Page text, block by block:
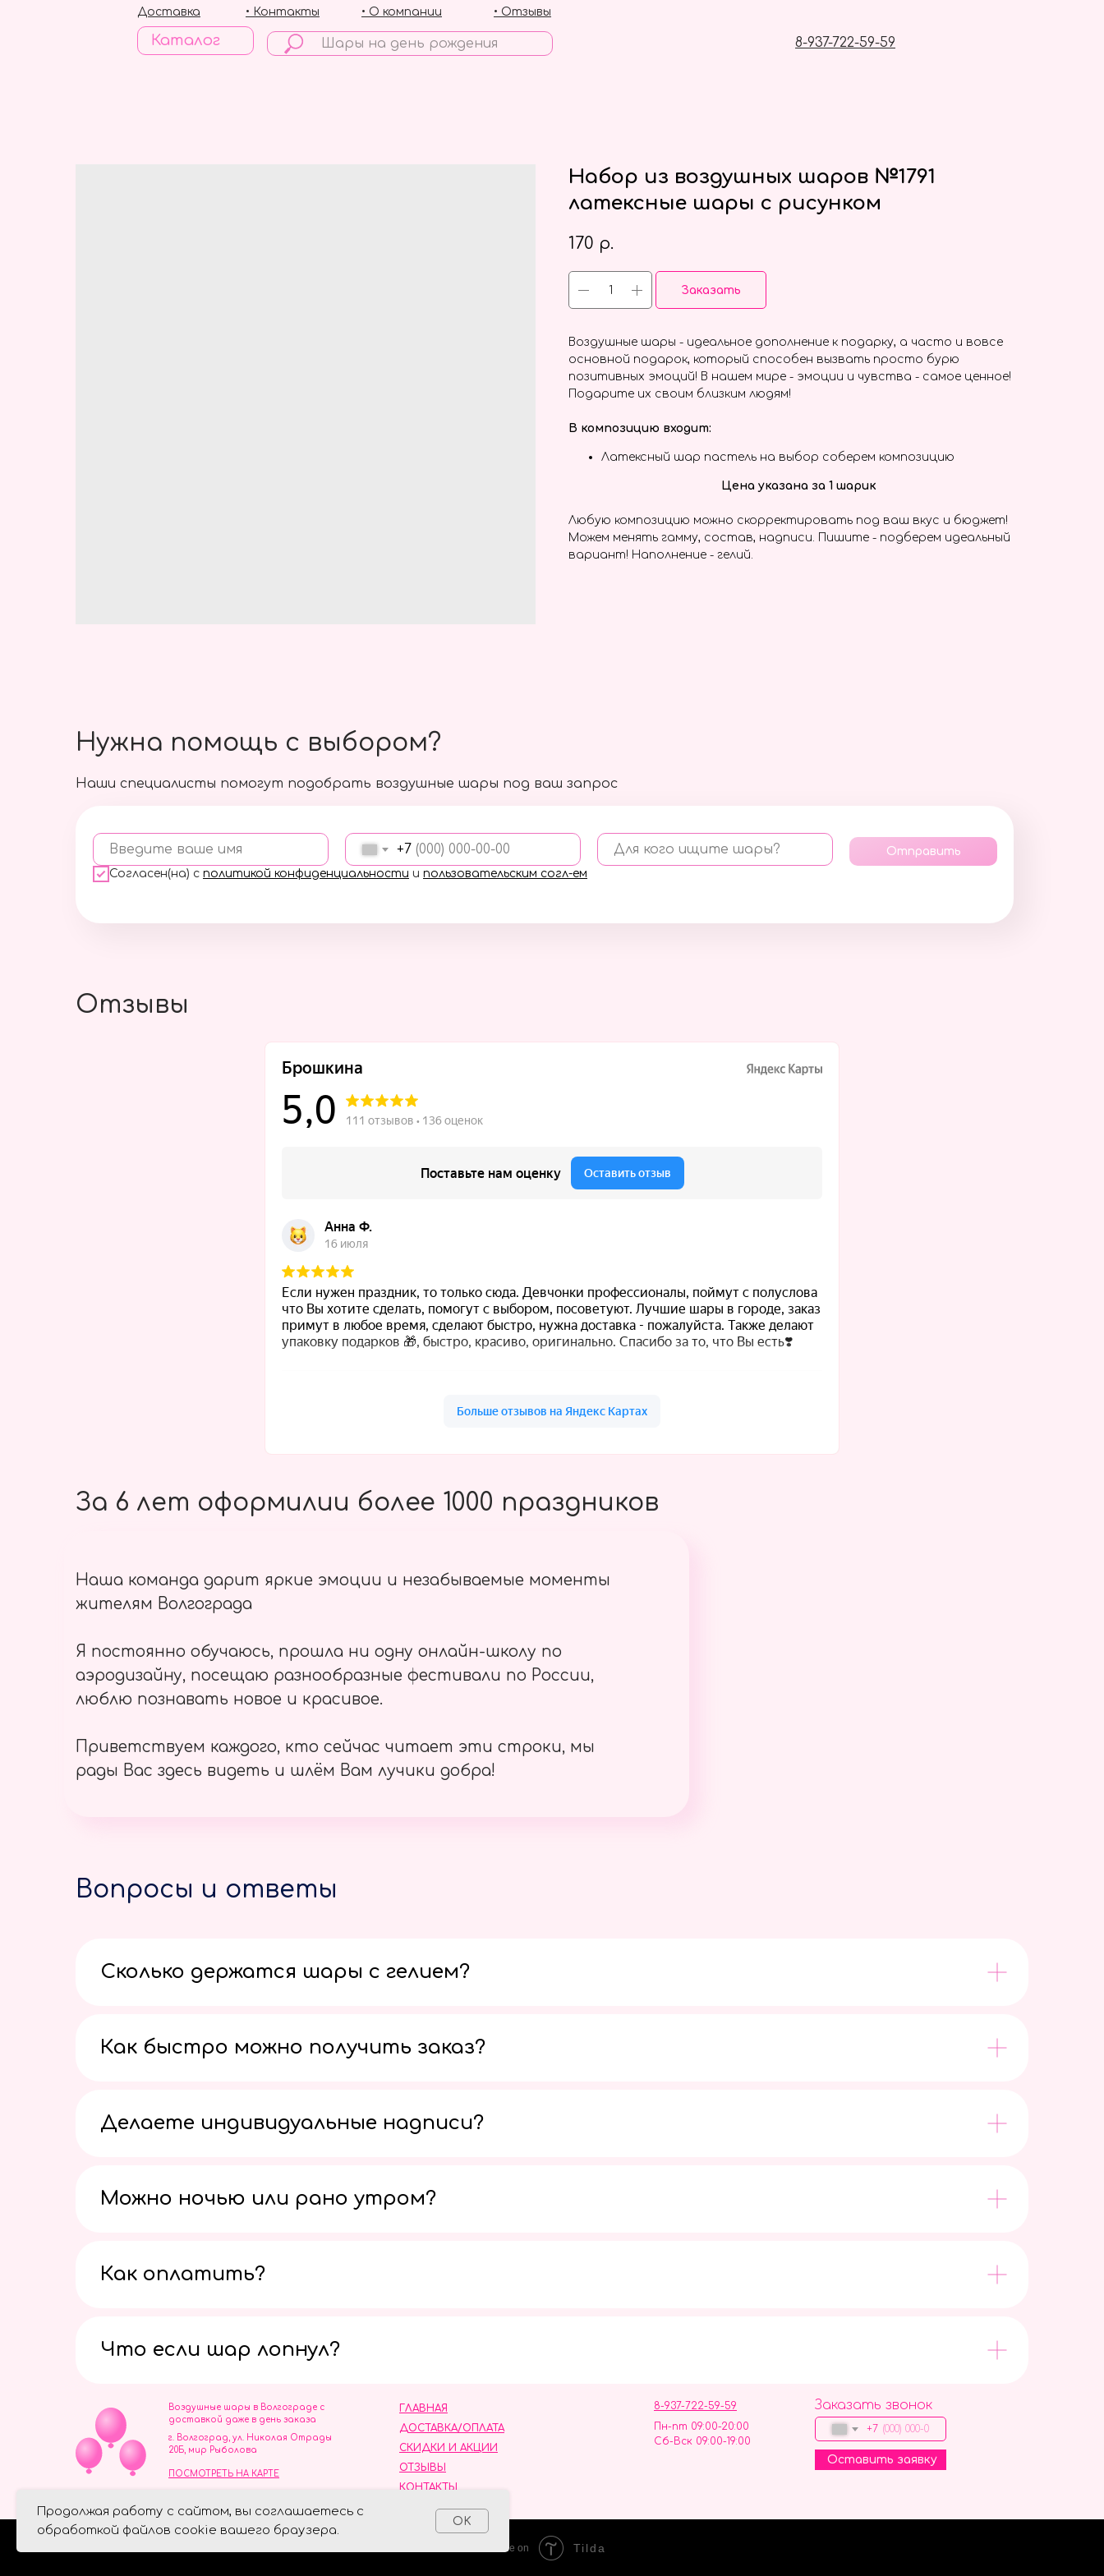
Каталог 8-937-722-59-59
• Отзывы
• О компании
• Контакты
Доставка
Набор из воздушных шаров №1791
латексные шары с рисунком
170 р.
Заказать
Воздушные шары - идеальное дополнение к подарку, а часто и вовсе
основной подарок, который способен вызвать просто бурю
позитивных эмоций! В нашем мире - эмоции и чувства - самое ценное!
Подарите их своим близким людям!
В композицию входит:
Латексный шар пастель на выбор соберем композицию
Цена указана за 1 шарик
Любую композицию можно скорректировать под ваш вкус и бюджет!
Можем менять гамму, состав, надписи. Пишите - подберем идеальный
вариант! Наполнение - гелий.
Наши специалисты помогут подобрать воздушные шары под ваш запрос
Введите ваше имя +7 Для кого ищите шары?
Согласен(на) с политикой конфиденциальности и пользовательским согл-ем
Отправить
Нужна помощь с выбором?
Продолжая работу с сайтом, вы соглашаетесь с
обработкой файлов cookie вашего браузера.
OK
Отзывы
За 6 лет оформилии более 1000 праздников
Наша команда дарит яркие эмоции и незабываемые моменты
жителям Волгограда
Я постоянно обучаюсь, прошла ни одну онлайн-школу по
аэродизайну, посещаю разнообразные фестивали по России,
люблю познавать новое и красивое.
Приветствуем каждого, кто сейчас читает эти строки, мы
рады Вас здесь видеть и шлём Вам лучики добра!
Вопросы и ответы
Сколько держатся шары с гелием?
Как быстро можно получить заказ?
Делаете индивидуальные надписи?
Можно ночью или рано утром?
Как оплатить?
Что если шар лопнул?
ОТЗЫВЫ
ГЛАВНАЯ
ДОСТАВКА/ОПЛАТА
СКИДКИ И АКЦИИ
КОНТАКТЫ
8-937-722-59-59
Пн-пт 09:00-20:00
Сб-Вск 09:00-19:00
Воздушные шары в Волгограде с
доставкой даже в день заказа
Заказать звонок
+7
Оставить заявку
г. Волгоград, ул. Николая Отрады
20Б, мир Рыболова
ПОСМОТРЕТЬ НА КАРТЕ
ИНН 344110093739
Политика обработки персональных данных
Made on Tilda